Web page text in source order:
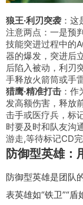
狼王·利刃突袭：这
注意两点：一是预
技能突进过程中的
器的爆发，突进后
后陷入被动，利刃
手释放火箭筒或手
猎鹰·精准打击 ：
发高额伤害，释放
击手或医疗兵，标
时要及时和队友沟
游走,等待标记CD
防御型英雄：
防御型英雄是团队
表英雄如“铁卫”“盾